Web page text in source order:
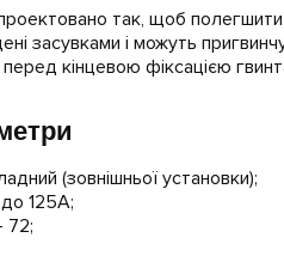
так, щоб
засувками і можуть
кінцевою фіксацією
(зовнішньої установки);
до 125А;
72;